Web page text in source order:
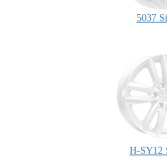
5037
H-SY12